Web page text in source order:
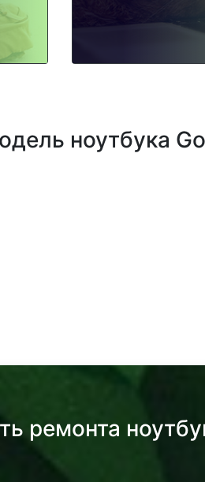
ноутбука
ремонта